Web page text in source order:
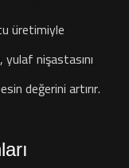
üretimiyle
nişastasını
değerini artırır.